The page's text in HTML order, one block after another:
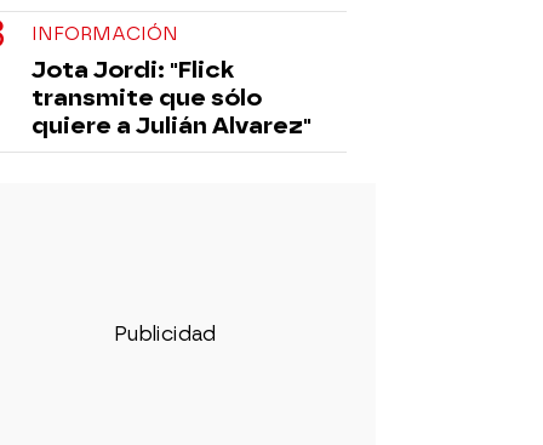
INFORMACIÓN
Jota Jordi: "Flick
transmite que sólo
quiere a Julián Alvarez"